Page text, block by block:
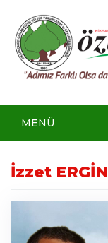
MENÜ
İzzet ERGİN